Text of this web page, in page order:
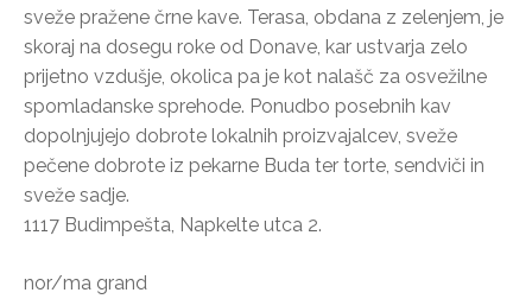
sveže pražene črne kave. Terasa, obdana z zelenjem, je
skoraj na dosegu roke od Donave, kar ustvarja zelo
prijetno vzdušje, okolica pa je kot nalašč za osvežilne
spomladanske sprehode. Ponudbo posebnih kav
dopolnjujejo dobrote lokalnih proizvajalcev, sveže
pečene dobrote iz pekarne Buda ter torte, sendviči in
sveže sadje.
1117 Budimpešta, Napkelte utca 2.
nor/ma grand